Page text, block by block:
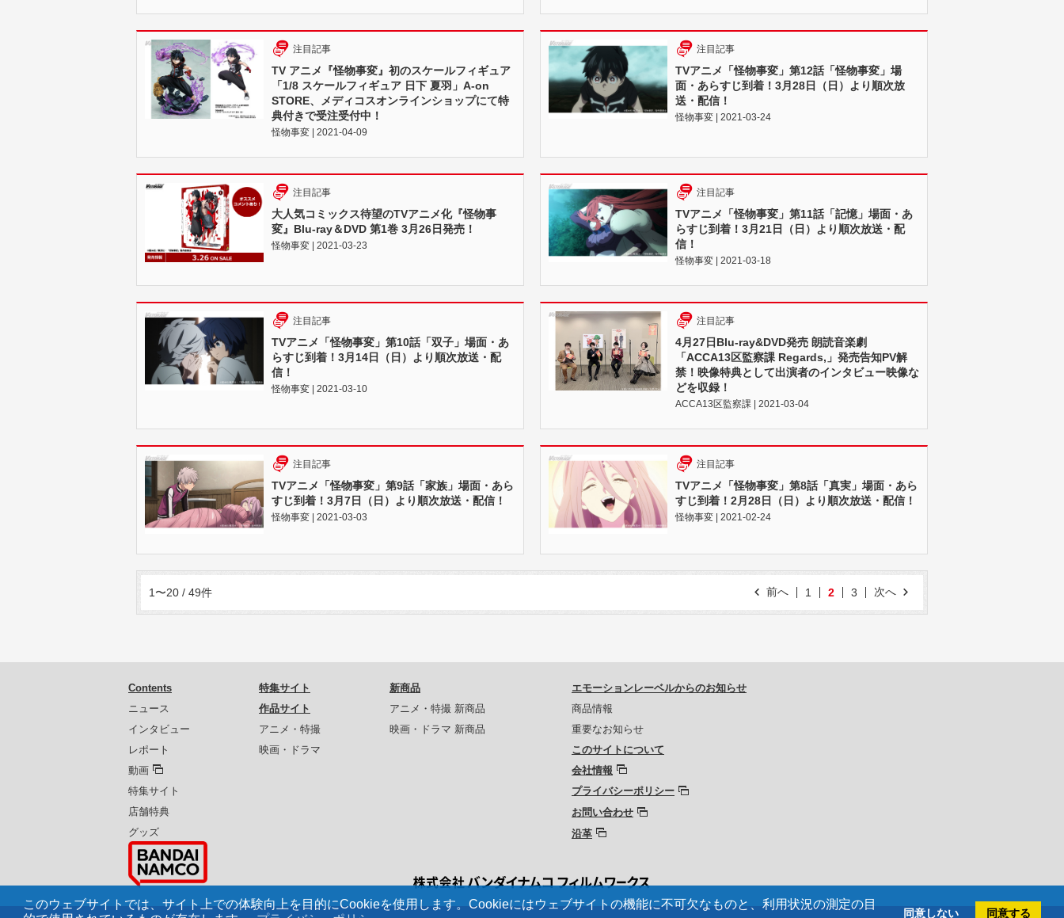
このウェブサイトでは、サイト上での体験向上を目的にCookieを使用します。Cookieにはウェブサイトの機能に不可欠なものと、利用状況の測定の目
同意しない 同意する
注目記事
TV アニメ『怪物事変』初のスケールフィギュア
「1/8 スケールフィギュア ⽇下 夏⽻」A-on
STORE、メディコスオンラインショップにて特
典付きで受注受付中！
怪物事変 | 2021-04-09
注目記事
TVアニメ「怪物事変」第12話「怪物事変」場
面・あらすじ到着！3月28日（日）より順次放
送・配信！
怪物事変 | 2021-03-24
注目記事
大人気コミックス待望のTVアニメ化『怪物事
変』Blu-ray＆DVD 第1巻 3月26日発売！
怪物事変 | 2021-03-23
注目記事
TVアニメ「怪物事変」第11話「記憶」場面・あ
らすじ到着！3月21日（日）より順次放送・配
信！
怪物事変 | 2021-03-18
注目記事
TVアニメ「怪物事変」第10話「双子」場面・あ
らすじ到着！3月14日（日）より順次放送・配
信！
怪物事変 | 2021-03-10
注目記事
4月27日Blu-ray&DVD発売 朗読音楽劇
「ACCA13区監察課 Regards,」発売告知PV解
禁！映像特典として出演者のインタビュー映像な
どを収録！
ACCA13区監察課 | 2021-03-04
注目記事
TVアニメ「怪物事変」第9話「家族」場面・あら
すじ到着！3月7日（日）より順次放送・配信！
怪物事変 | 2021-03-03
注目記事
TVアニメ「怪物事変」第8話「真実」場面・あら
すじ到着！2月28日（日）より順次放送・配信！
怪物事変 | 2021-02-24
1〜20 / 49件 前へ 1 2 3 次へ
Contents
ニュース
インタビュー
レポート
動画
特集サイト
店舗特典
グッズ
特集サイト
作品サイト
アニメ・特撮
映画・ドラマ
新商品
アニメ・特撮 新商品
映画・ドラマ 新商品
エモーションレーベルからのお知らせ
商品情報
重要なお知らせ
このサイトについて
会社情報
プライバシーポリシー
お問い合わせ
沿革